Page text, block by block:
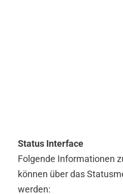
Status Interface
Folgende Informationen
können über das
werden: